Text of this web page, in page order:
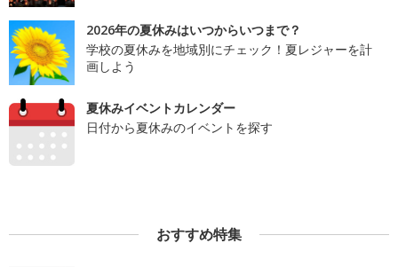
2026年の夏休みはいつからいつまで？
学校の夏休みを地域別にチェック！夏レジャーを計
画しよう
夏休みイベントカレンダー
日付から夏休みのイベントを探す
おすすめ特集